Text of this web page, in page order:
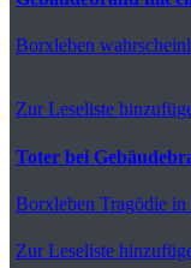
Borxleben
Zur Leseliste
Toter bei
Borxleben Tragödie
Zur Leseliste